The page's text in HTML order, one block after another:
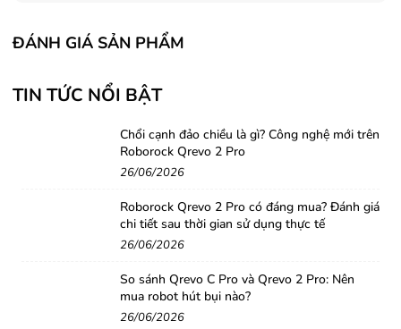
Charge 3 đó là kết nối đa thiết bị cùng lúc. Bên trong
JBL Charge 3 sẽ được tích hợp một chip nhớ thông
muốn kết nối nhiều thiết bị cùng lúc, bạn có thể bấm
nút kết nối 3 thiết bị ngay trên thân loa để kích hoạt
tính năng này. Chưa hết, bạn còn có thể kết nối JBL
Charge với nhiều loa JBL cùng lúc bằng phần mềm trên
Khả năng bơi lội tuyệt đỉnh với chuẩn chống
Không chỉ có vẻ bề ngoài mang tính thẩm mỹ cao, mà
khả năng “bơi lặn” của JBL Charge 3 cũng thuộc hạng
ĐÁNH GIÁ SẢN PHẨM
TIN TỨC NỔI BẬT
Chổi cạnh đảo chiều là gì? Công nghệ mới trên
Roborock Qrevo 2 Pro
26/06/2026
Roborock Qrevo 2 Pro có đáng mua? Đánh giá
chi tiết sau thời gian sử dụng thực tế
26/06/2026
So sánh Qrevo C Pro và Qrevo 2 Pro: Nên
mua robot hút bụi nào?
26/06/2026